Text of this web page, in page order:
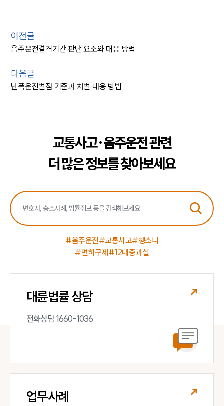
이전글
음주운전결격기간 판단 요소와 대응 방법
다음글
난폭운전벌점 기준과 처벌 대응 방법
교통사고·음주운전 관련
더 많은 정보를 찾아보세요
#음주운전#교통사고#뺑소니
#면허구제 #12대중과실
대륜법률 상담
전화상담 1660-1036
업무사례